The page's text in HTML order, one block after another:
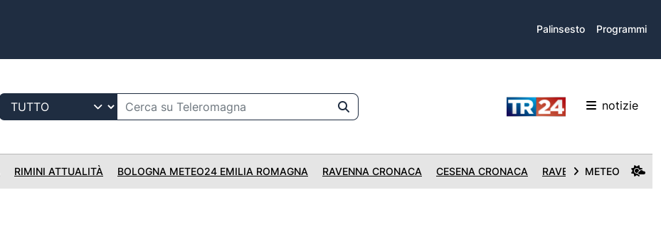
Palinsesto Programmi
notizie
RIMINI ATTUALITÀ BOLOGNA METEO24 EMILIA ROMAGNA RAVENNA CRONACA CESENA CRONACA RAVENNA CRONACA
METEO